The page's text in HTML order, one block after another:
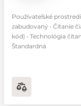
Používateľské
zabudovaný • Čítanie
kód) • Technológia
Štandardná